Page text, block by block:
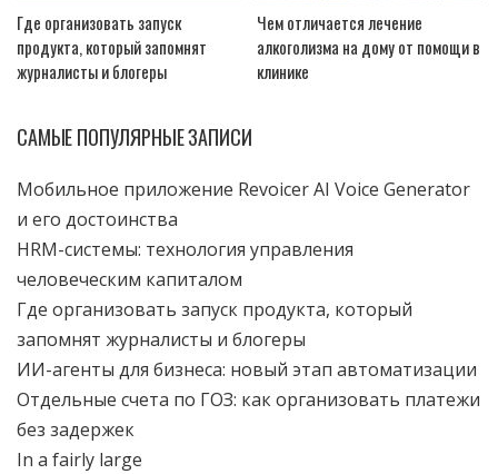
Где организовать запуск
продукта, который запомнят
журналисты и блогеры
Чем отличается лечение
алкоголизма на дому от помощи в
клинике
САМЫЕ ПОПУЛЯРНЫЕ ЗАПИСИ
Мобильное приложение Revoicer AI Voice Generator
и его достоинства
HRM-системы: технология управления
человеческим капиталом
Где организовать запуск продукта, который
запомнят журналисты и блогеры
ИИ-агенты для бизнеса: новый этап автоматизации
Отдельные счета по ГОЗ: как организовать платежи
без задержек
In a fairly large